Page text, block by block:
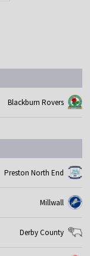
Blackburn Rovers
Preston North End
Millwall
Derby County